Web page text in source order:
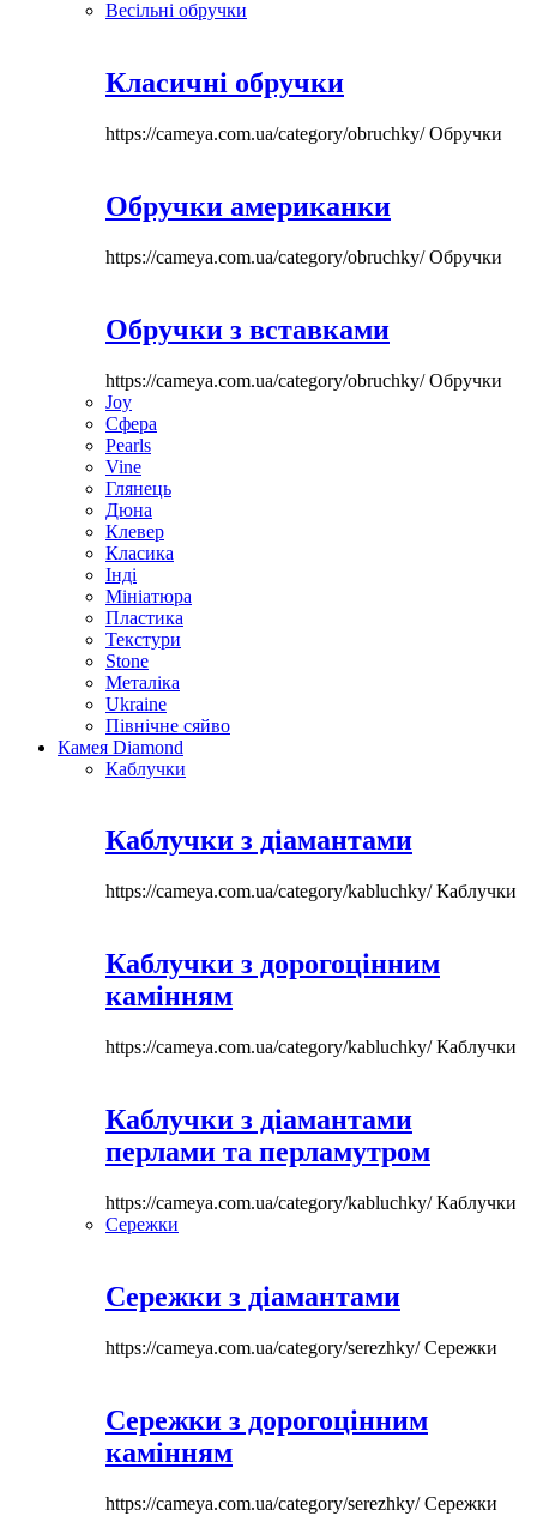
Весільні обручки
Класичні обручки
https://cameya.com.ua/category/obruchky/Обручки
Обручки американки
https://cameya.com.ua/category/obruchky/Обручки
Обручки з вставками
https://cameya.com.ua/category/obruchky/Обручки
Joy
Сфера
Pearls
Vine
Глянець
Дюна
Клевер
Класика
Інді
Мініатюра
Пластика
Текстури
Stone
Металіка
Ukraine
Північне сяйво
Камея Diamond
Каблучки
Каблучки з діамантами
https://cameya.com.ua/category/kabluchky/Каблучки
Каблучки з дорогоцінним
камінням
https://cameya.com.ua/category/kabluchky/Каблучки
Каблучки з діамантами
перлами та перламутром
https://cameya.com.ua/category/kabluchky/Каблучки
Сережки
Сережки з діамантами
https://cameya.com.ua/category/serezhky/Сережки
Сережки з дорогоцінним
камінням
https://cameya.com.ua/category/serezhky/Сережки